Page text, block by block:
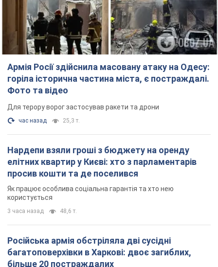
Для терору ворог застосував ракети та дрони
час назад 25,3 т.
Нардепи взяли гроші з бюджету на оренду
елітних квартир у Києві: хто з парламентарів
просив кошти та де поселився
Як працює особлива соціальна гарантія та хто нею
Російська армія обстріляла дві сусідні
багатоповерхівки в Харкові: двоє загиблих,
більше 20 постраждалих
14 минут назад